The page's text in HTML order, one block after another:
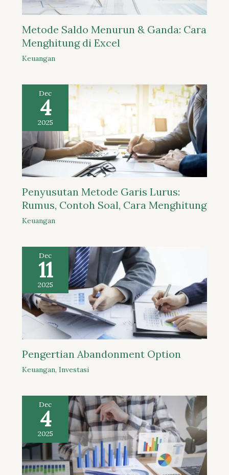
Metode Saldo Menurun & Ganda: Cara
Menghitung di Excel
Keuangan
Dec
4
2025
Penyusutan Metode Garis Lurus:
Rumus, Contoh Soal, Cara Menghitung
Keuangan
Dec
11
2025
Pengertian Abandonment Option
Keuangan, Investasi
Dec
4
2025